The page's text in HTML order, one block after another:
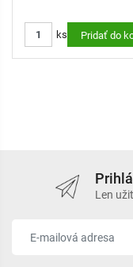
ks Pridať do
Len